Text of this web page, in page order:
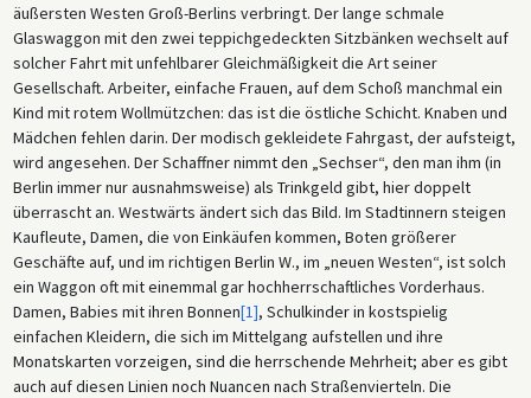
äußersten Westen Groß-Berlins verbringt. Der lange schmale
Glaswaggon mit den zwei teppichgedeckten Sitzbänken wechselt auf
solcher Fahrt mit unfehlbarer Gleichmäßigkeit die Art seiner
Gesellschaft. Arbeiter, einfache Frauen, auf dem Schoß manchmal ein
Kind mit rotem Wollmützchen: das ist die östliche Schicht. Knaben und
Mädchen fehlen darin. Der modisch gekleidete Fahrgast, der aufsteigt,
wird angesehen. Der Schaffner nimmt den „Sechser“, den man ihm (in
Berlin immer nur ausnahmsweise) als Trinkgeld gibt, hier doppelt
überrascht an. Westwärts ändert sich das Bild. Im Stadtinnern steigen
Kaufleute, Damen, die von Einkäufen kommen, Boten größerer
Geschäfte auf, und im richtigen Berlin W., im „neuen Westen“, ist solch
ein Waggon oft mit einemmal gar hochherrschaftliches Vorderhaus.
Damen, Babies mit ihren Bonnen[1], Schulkinder in kostspielig
einfachen Kleidern, die sich im Mittelgang aufstellen und ihre
Monatskarten vorzeigen, sind die herrschende Mehrheit; aber es gibt
auch auf diesen Linien noch Nuancen nach Straßenvierteln. Die